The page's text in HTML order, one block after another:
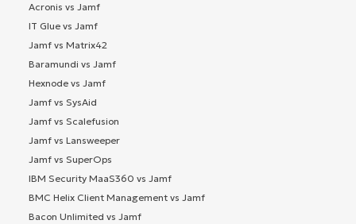
Acronis vs Jamf
IT Glue vs Jamf
Jamf vs Matrix42
Baramundi vs Jamf
Hexnode vs Jamf
Jamf vs SysAid
Jamf vs Scalefusion
Jamf vs Lansweeper
Jamf vs SuperOps
IBM Security MaaS360 vs Jamf
BMC Helix Client Management vs Jamf
Bacon Unlimited vs Jamf